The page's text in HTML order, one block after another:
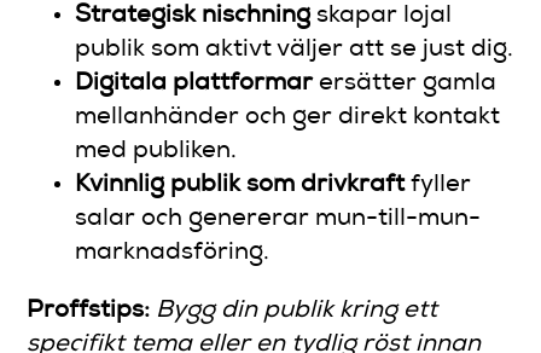
Strategisk nischning skapar lojal
publik som aktivt väljer att se just dig.
Digitala plattformarersätter gamla
mellanhänder och ger direkt kontakt
med publiken.
Kvinnlig publik som drivkraftfyller
salar och genererar mun-till-mun-
marknadsföring.
Proffstips: Bygg din publik kring ett
specifikt tema eller en tydlig röst innan